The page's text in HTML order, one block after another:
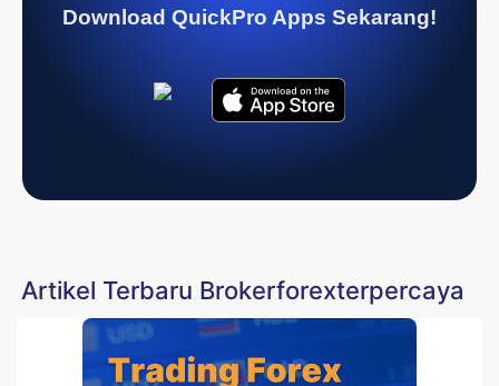
Download QuickPro Apps Sekarang!
Artikel Terbaru Brokerforexterpercaya